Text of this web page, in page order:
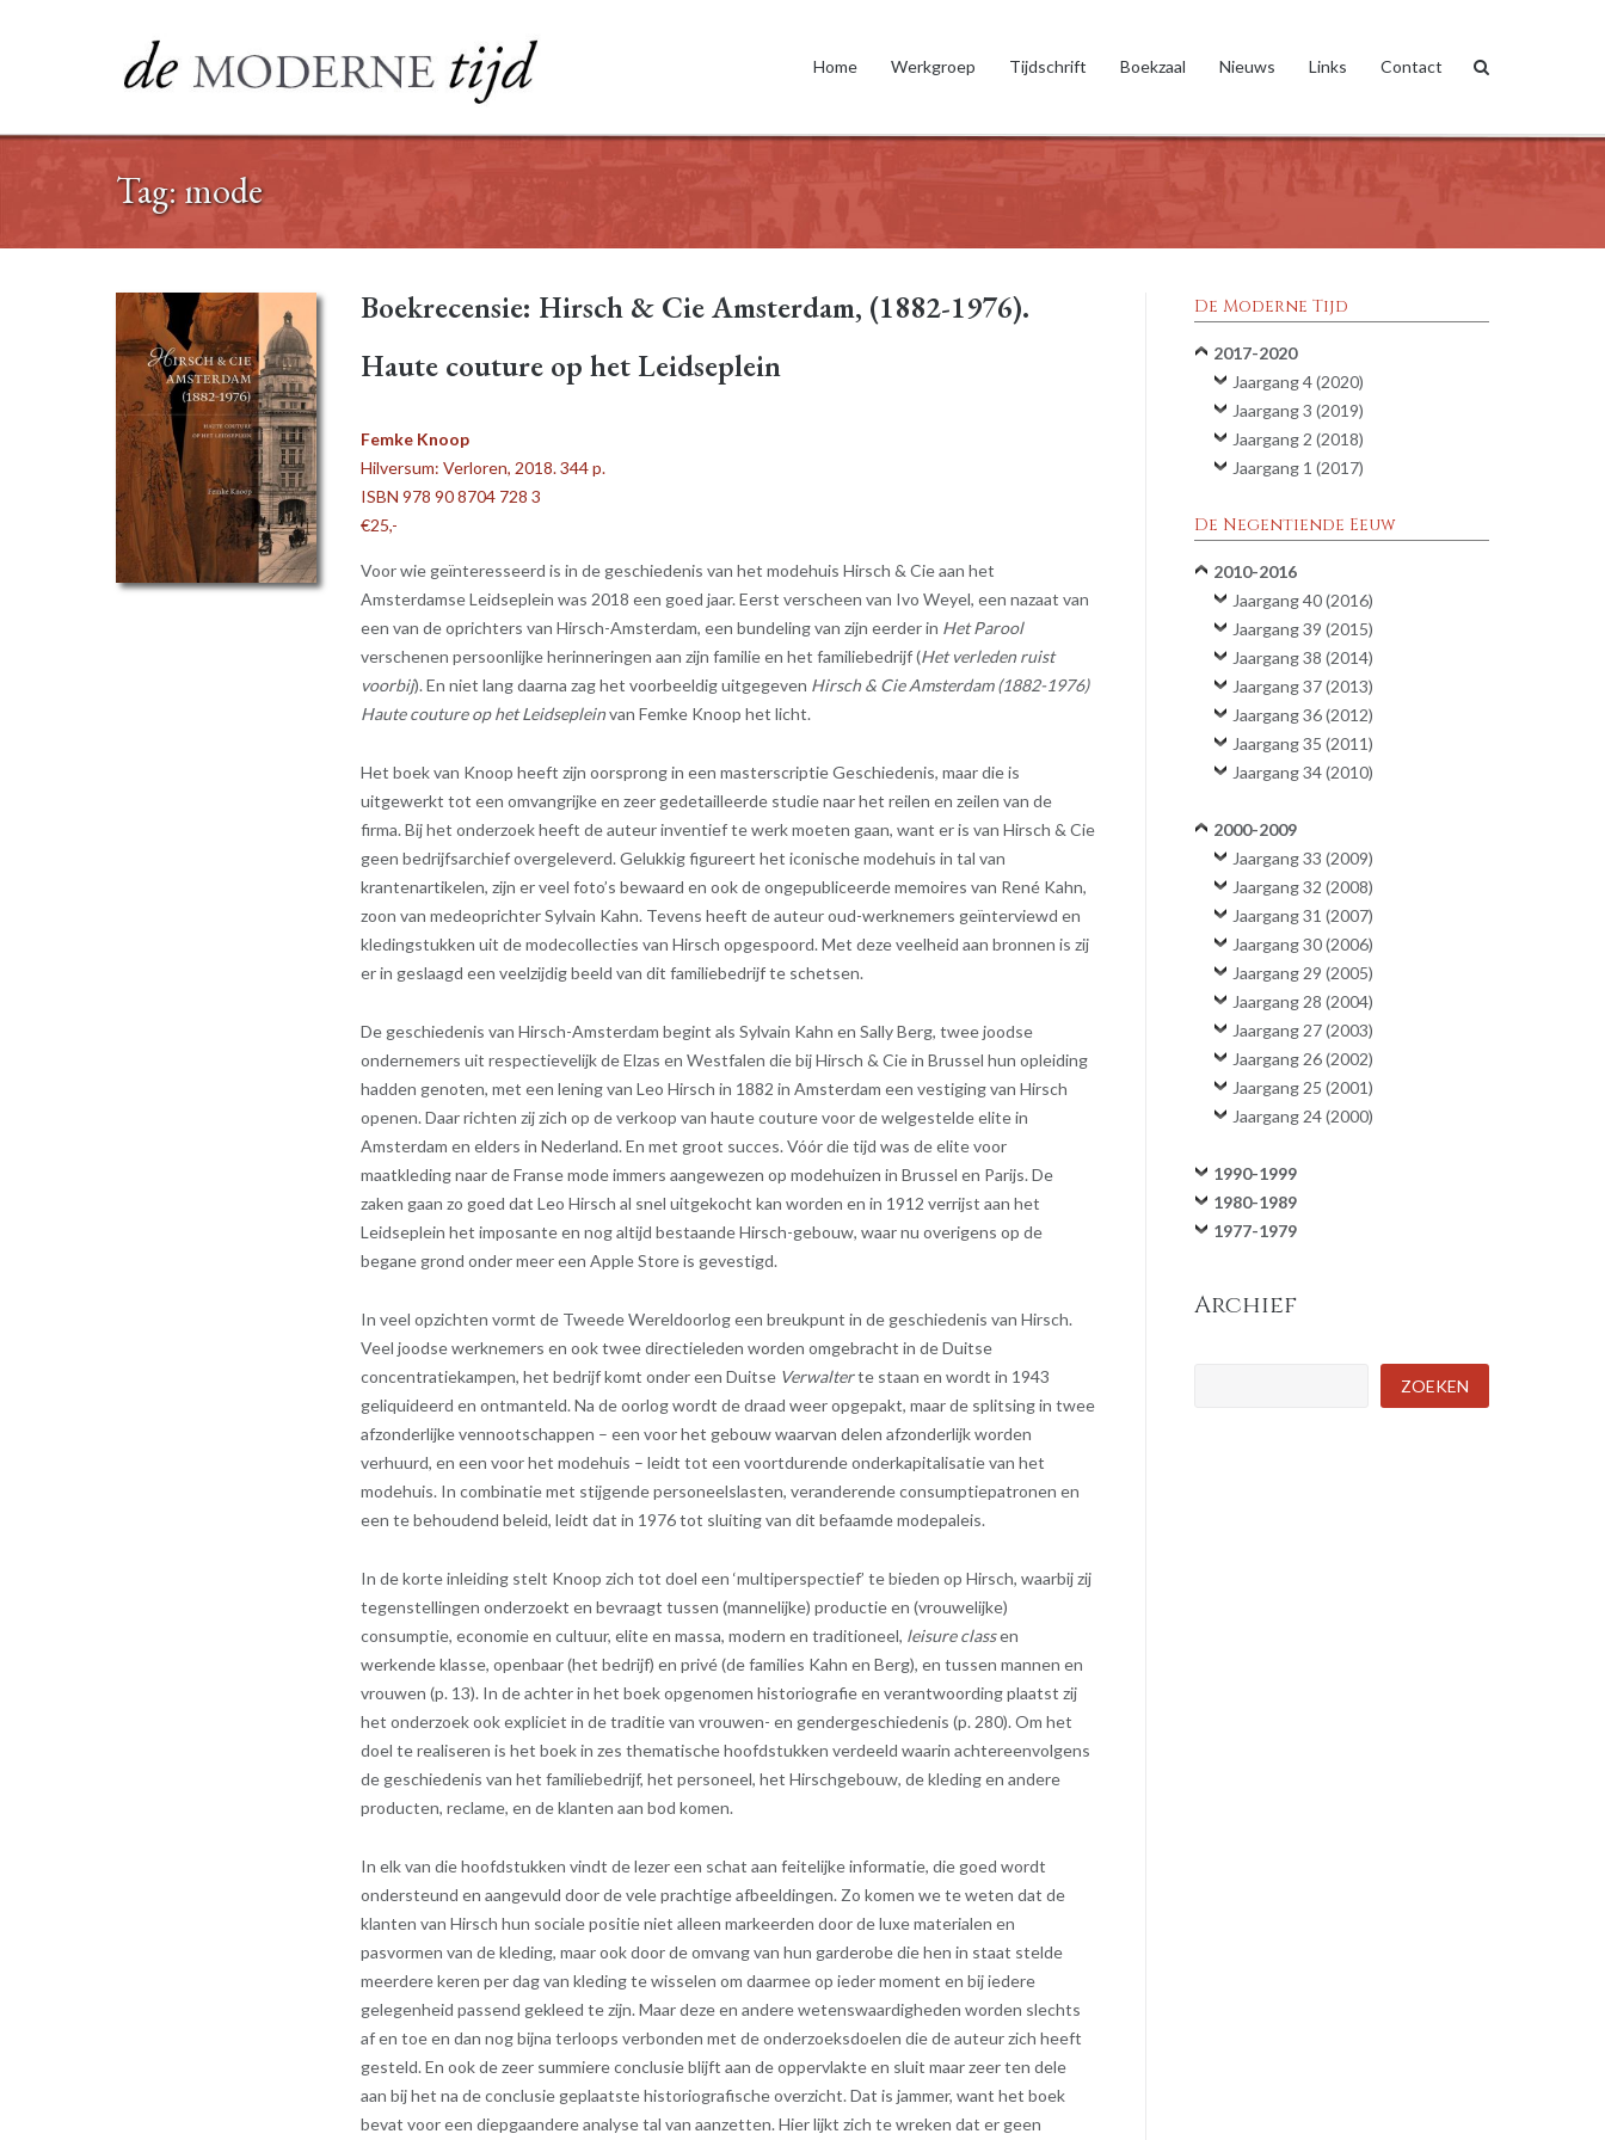
Home Werkgroep Tijdschrift Boekzaal Nieuws Links Contact
Tag:mode
Boekrecensie: Hirsch & Cie Amsterdam, (1882-1976).
Haute couture op het Leidseplein
Femke Knoop
Hilversum: Verloren, 2018. 344 p.
ISBN 978 90 8704 728 3
€25,-
Voor wie geïnteresseerd is in de geschiedenis van het modehuis Hirsch & Cie aan het
Amsterdamse Leidseplein was 2018 een goed jaar. Eerst verscheen van Ivo Weyel, een nazaat van
een van de oprichters van Hirsch-Amsterdam, een bundeling van zijn eerder in Het Parool
verschenen persoonlijke herinneringen aan zijn familie en het familiebedrijf (Het verleden ruist
voorbij). En niet lang daarna zag het voorbeeldig uitgegeven Hirsch & Cie Amsterdam (1882-1976)
Haute couture op het Leidsepleinvan Femke Knoop het licht.
Het boek van Knoop heeft zijn oorsprong in een masterscriptie Geschiedenis, maar die is
uitgewerkt tot een omvangrijke en zeer gedetailleerde studie naar het reilen en zeilen van de
firma. Bij het onderzoek heeft de auteur inventief te werk moeten gaan, want er is van Hirsch & Cie
geen bedrijfsarchief overgeleverd. Gelukkig figureert het iconische modehuis in tal van
krantenartikelen, zijn er veel foto’s bewaard en ook de ongepubliceerde memoires van René Kahn,
zoon van medeoprichter Sylvain Kahn. Tevens heeft de auteur oud-werknemers geïnterviewd en
kledingstukken uit de modecollecties van Hirsch opgespoord. Met deze veelheid aan bronnen is zij
er in geslaagd een veelzijdig beeld van dit familiebedrijf te schetsen.
De geschiedenis van Hirsch-Amsterdam begint als Sylvain Kahn en Sally Berg, twee joodse
ondernemers uit respectievelijk de Elzas en Westfalen die bij Hirsch & Cie in Brussel hun opleiding
hadden genoten, met een lening van Leo Hirsch in 1882 in Amsterdam een vestiging van Hirsch
openen. Daar richten zij zich op de verkoop van haute couture voor de welgestelde elite in
Amsterdam en elders in Nederland. En met groot succes. Vóór die tijd was de elite voor
maatkleding naar de Franse mode immers aangewezen op modehuizen in Brussel en Parijs. De
zaken gaan zo goed dat Leo Hirsch al snel uitgekocht kan worden en in 1912 verrijst aan het
Leidseplein het imposante en nog altijd bestaande Hirsch-gebouw, waar nu overigens op de
begane grond onder meer een Apple Store is gevestigd.
In veel opzichten vormt de Tweede Wereldoorlog een breukpunt in de geschiedenis van Hirsch.
Veel joodse werknemers en ook twee directieleden worden omgebracht in de Duitse
concentratiekampen, het bedrijf komt onder een Duitse Verwalterte staan en wordt in 1943
geliquideerd en ontmanteld. Na de oorlog wordt de draad weer opgepakt, maar de splitsing in twee
afzonderlijke vennootschappen – een voor het gebouw waarvan delen afzonderlijk worden
verhuurd, en een voor het modehuis – leidt tot een voortdurende onderkapitalisatie van het
modehuis. In combinatie met stijgende personeelslasten, veranderende consumptiepatronen en
een te behoudend beleid, leidt dat in 1976 tot sluiting van dit befaamde modepaleis.
In de korte inleiding stelt Knoop zich tot doel een ‘multiperspectief’ te bieden op Hirsch, waarbij zij
tegenstellingen onderzoekt en bevraagt tussen (mannelijke) productie en (vrouwelijke)
consumptie, economie en cultuur, elite en massa, modern en traditioneel, leisure classen
werkende klasse, openbaar (het bedrijf) en privé (de families Kahn en Berg), en tussen mannen en
vrouwen (p. 13). In de achter in het boek opgenomen historiografie en verantwoording plaatst zij
het onderzoek ook expliciet in de traditie van vrouwen- en gendergeschiedenis (p. 280). Om het
doel te realiseren is het boek in zes thematische hoofdstukken verdeeld waarin achtereenvolgens
de geschiedenis van het familiebedrijf, het personeel, het Hirschgebouw, de kleding en andere
producten, reclame, en de klanten aan bod komen.
In elk van die hoofdstukken vindt de lezer een schat aan feitelijke informatie, die goed wordt
ondersteund en aangevuld door de vele prachtige afbeeldingen. Zo komen we te weten dat de
klanten van Hirsch hun sociale positie niet alleen markeerden door de luxe materialen en
pasvormen van de kleding, maar ook door de omvang van hun garderobe die hen in staat stelde
meerdere keren per dag van kleding te wisselen om daarmee op ieder moment en bij iedere
gelegenheid passend gekleed te zijn. Maar deze en andere wetenswaardigheden worden slechts
af en toe en dan nog bijna terloops verbonden met de onderzoeksdoelen die de auteur zich heeft
gesteld. En ook de zeer summiere conclusie blijft aan de oppervlakte en sluit maar zeer ten dele
aan bij het na de conclusie geplaatste historiografische overzicht. Dat is jammer, want het boek
bevat voor een diepgaandere analyse tal van aanzetten. Hier lijkt zich te wreken dat er geen
De Moderne Tijd
2017-2020
Jaargang 4 (2020)
Jaargang 3 (2019)
Jaargang 2 (2018)
Jaargang 1 (2017)
De Negentiende Eeuw
2010-2016
Jaargang 40 (2016)
Jaargang 39 (2015)
Jaargang 38 (2014)
Jaargang 37 (2013)
Jaargang 36 (2012)
Jaargang 35 (2011)
Jaargang 34 (2010)
2000-2009
Jaargang 33 (2009)
Jaargang 32 (2008)
Jaargang 31 (2007)
Jaargang 30 (2006)
Jaargang 29 (2005)
Jaargang 28 (2004)
Jaargang 27 (2003)
Jaargang 26 (2002)
Jaargang 25 (2001)
Jaargang 24 (2000)
1990-1999
1980-1989
1977-1979
Archief
ZOEKEN